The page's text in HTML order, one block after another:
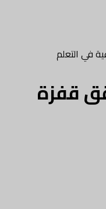
في التعلم
قفزة